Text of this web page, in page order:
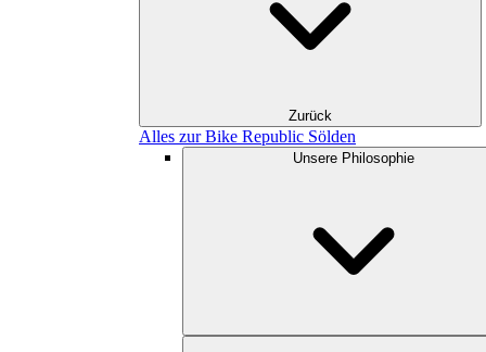
Zurück
Alles zur Bike Republic Sölden
Unsere Philosophie